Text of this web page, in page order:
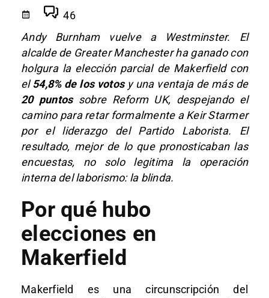
46
Andy Burnham vuelve a Westminster. El
alcalde de Greater Manchester ha ganado con
holgura la elección parcial de Makerfield con
el54,8% de los votosy una ventaja de más de
20 puntossobre Reform UK, despejando el
camino para retar formalmente a Keir Starmer
por el liderazgo del Partido Laborista. El
resultado, mejor de lo que pronosticaban las
encuestas, no solo legitima la operación
interna del laborismo: la blinda.
Por qué hubo
elecciones en
Makerfield
Makerfield es una circunscripción del